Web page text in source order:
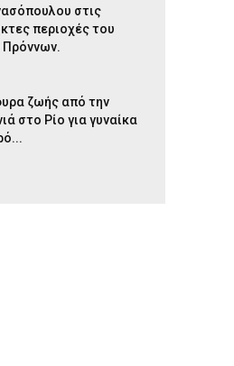
στις
περιοχές του
Πρόννων.
ζωής από την
στο Ρίο για γυναίκα